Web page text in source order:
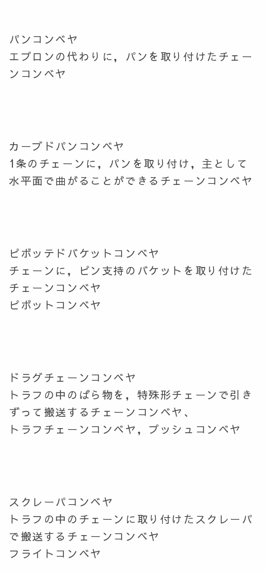
パンコンベヤ
エプロンの代わりに，パンを取り付けたチェー
ンコンベヤ
カーブドパンコンベヤ
1条のチェーンに，パンを取り付け，主として
水平面で曲がることができるチェーンコンベヤ
ピボッテドバケットコンベヤ
チェーンに，ピン支持のバケットを取り付けた
チェーンコンベヤ
ピボットコンベヤ
ドラグチェーンコンベヤ
トラフの中のばら物を，特殊形チェーンで引き
ずって搬送するチェーンコンベヤ、
トラフチェーンコンベヤ，プッシュコンベヤ
スクレーパコンベヤ
トラフの中のチェーンに取り付けたスクレーパ
で搬送するチェーンコンベヤ
フライトコンベヤ